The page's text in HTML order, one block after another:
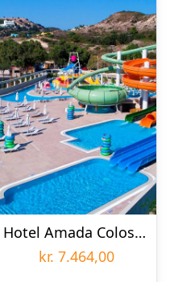
Hotel Amada Colossos Resort
kr. 7.464,00